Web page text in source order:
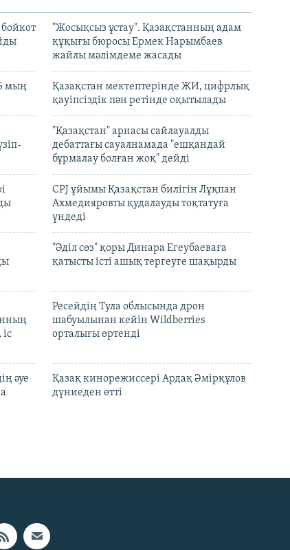
"Жосықсыз ұстау". Қазақстанның адам
құқығы бюросы Ермек Нарымбаев
жайлы мәлімдеме жасады
мың
Қазақстан мектептерінде ЖИ, цифрлық
қауіпсіздік пән ретінде оқытылады
"Қазақстан" арнасы сайлауалды
дебаттағы сауалнамада "ешқандай
бұрмалау болған жоқ" дейді
CPJ ұйымы Қазақстан билігін Лұқпан
Ахмедияровты қудалауды тоқтатуға
үндеді
"Әділ сөз" қоры Динара Егеубаеваға
қатысты істі ашық тергеуге шақырды
Ресейдің Тула облысында дрон
шабуылынан кейін Wildberries
орталығы өртенді
әуе
Қазақ кинорежиссері Ардақ Әмірқұлов
дүниеден өтті